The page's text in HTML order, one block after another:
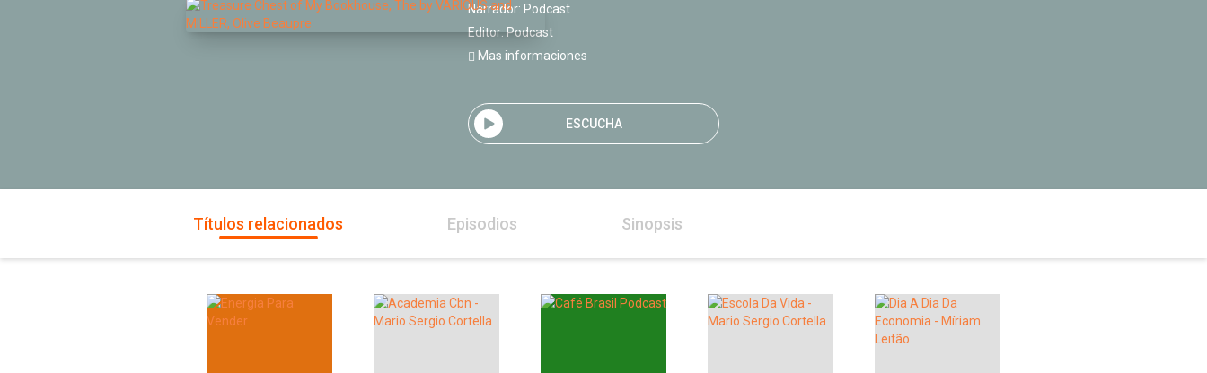
Narrador: Podcast
Editor:Podcast
Mas informaciones
ESCUCHA
Títulos relacionados Episodios Sinopsis